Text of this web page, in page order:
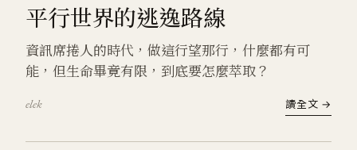
平行世界的逃逸路線
資訊席捲人的時代，做這行望那行，什麼都有可
能，但生命畢竟有限，到底要怎麼萃取？
elek 讀全文 →